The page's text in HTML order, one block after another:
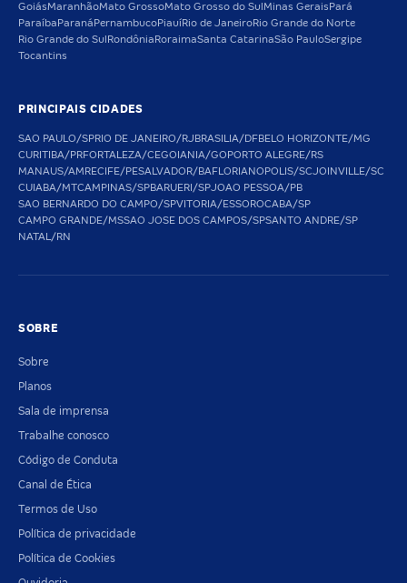
GoiásMaranhãoMato GrossoMato Grosso do Sul Minas Gerais Pará
Paraíba Paraná PernambucoPiauíRio de JaneiroRio Grande do Norte
Rio Grande do Sul Rondônia RoraimaSanta CatarinaSão PauloSergipe
Tocantins
PRINCIPAIS CIDADES
SAO PAULO/SPRIO DE JANEIRO/RJBRASILIA/DFBELO HORIZONTE/MG
CURITIBA/PRFORTALEZA/CEGOIANIA/GOPORTO ALEGRE/RS
MANAUS/AMRECIFE/PESALVADOR/BAFLORIANOPOLIS/SCJOINVILLE/SC
CUIABA/MTCAMPINAS/SPBARUERI/SPJOAO PESSOA/PB
SAO BERNARDO DO CAMPO/SPVITORIA/ESSOROCABA/SP
CAMPO GRANDE/MSSAO JOSE DOS CAMPOS/SPSANTO ANDRE/SP
NATAL/RN
SOBRE
Sobre
Planos
Sala de imprensa
Trabalhe conosco
Código de Conduta
Canal de Ética
Termos de Uso
Política de privacidade
Política de Cookies